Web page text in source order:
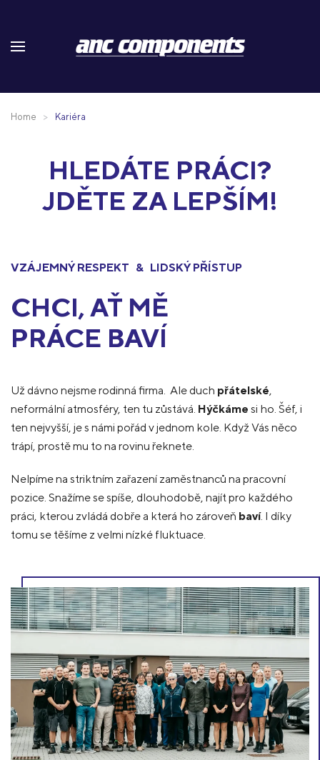
Home Kariéra
HLEDÁTE PRÁCI?
JDĚTE ZA LEPŠÍM!
VZÁJEMNÝ RESPEKT & LIDSKÝ PŘÍSTUP
CHCI, AŤ MĚ
PRÁCE BAVÍ
Už dávno nejsme rodinná firma. Ale duch přátelské,
neformální atmosféry, ten tu zůstává. Hýčkáme si ho. Šéf, i
ten nejvyšší, je s námi pořád v jednom kole. Když Vás něco
trápí, prostě mu to na rovinu řeknete.
Nelpíme na striktním zařazení zaměstnanců na pracovní
pozice. Snažíme se spíše, dlouhodobě, najít pro každého
práci, kterou zvládá dobře a která ho zároveň baví. I díky
tomu se těšíme z velmi nízké fluktuace.